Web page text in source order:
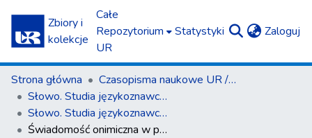
Zbiory i
kolekcje
Całe
Repozytorium
UR
Statystyki Zaloguj
Strona główna
Czasopisma naukowe UR / Scientific Journals
Słowo. Studia językoznawcze
Słowo. Studia językoznawcze nr 11/2020
Świadomość onimiczna w piśmiennictwie pamiętnikarskim na przykładzie „Mojego pamiętnika z wojny światowej” Sebastiana Poszywaka